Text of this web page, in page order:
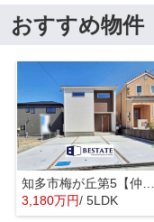
おすすめ物件
知多市梅が丘第5【仲介手数料0円】
3,180万円/ 5LDK